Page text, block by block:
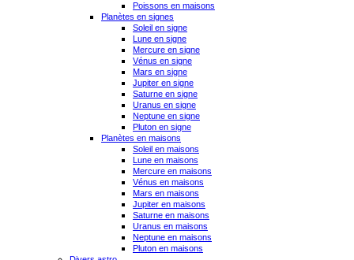
Poissons en maisons
Planètes en signes
Soleil en signe
Lune en signe
Mercure en signe
Vénus en signe
Mars en signe
Jupiter en signe
Saturne en signe
Uranus en signe
Neptune en signe
Pluton en signe
Planètes en maisons
Soleil en maisons
Lune en maisons
Mercure en maisons
Vénus en maisons
Mars en maisons
Jupiter en maisons
Saturne en maisons
Uranus en maisons
Neptune en maisons
Pluton en maisons